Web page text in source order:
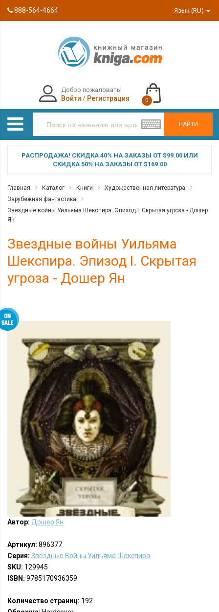
888-564-4664 Язык (RU)
НАЙТИ
Добро пожаловать!
Войти / Регистрация 0
РАСПРОДАЖА! СКИДКА 40% НА ЗАКАЗЫ ОТ $99.00 ИЛИ
СКИДКА 50% НА ЗАКАЗЫ ОТ $169.00
Главная Каталог Книги
Художественная литература
Зарубежная фантастика
Звездные войны Уильяма Шекспира. Эпизод I. Скрытая угроза - Дошер
Ян
Звездные войны Уильяма
Шекспира. Эпизод I. Скрытая
угроза - Дошер Ян
Автор: Дошер Ян
Артикул: 896377
Серия: Звёздные Войны Уильяма Шекспира
SKU: 129945
ISBN: 9785170936359
Количество страниц: 192